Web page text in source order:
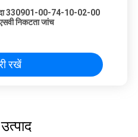
330901-00-74-10-02-00
निकटता जांच
रखें